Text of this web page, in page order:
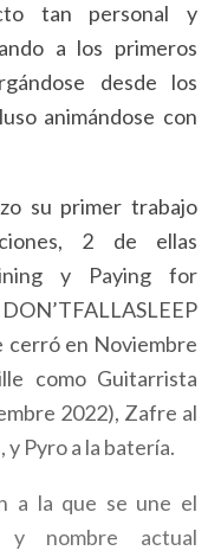
tan personal y
a los primeros
desde los
animándose con
su primer trabajo
2 de ellas
y Paying for
cerró en Noviembre
como Guitarrista
2022), Zafre al
y Pyro a la batería.
a la que se une el
y nombre actual